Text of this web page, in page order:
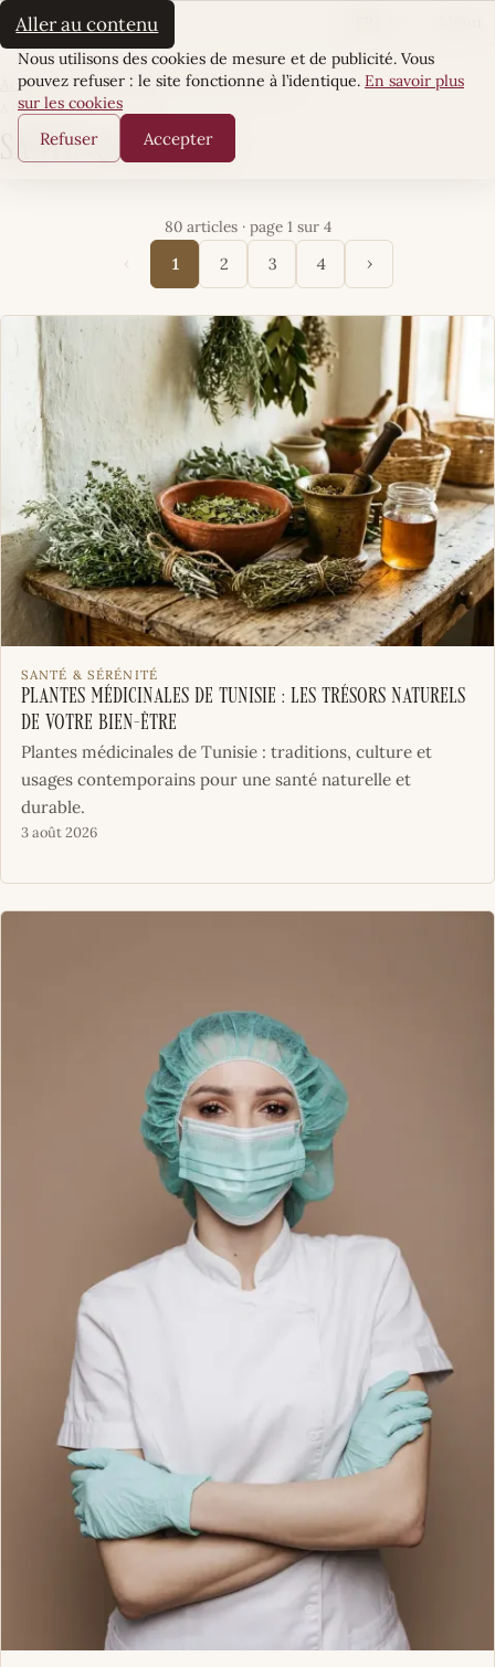
Aller au contenu
La Sultane
Accueil·Sens & Essence· Santé & Sérénité
ARTICLES
Santé & Sérénité
80 articles · page 1 sur 4
‹
1 2 3 4 ›
SANTÉ & SÉRÉNITÉ
Plantes médicinales de Tunisie : les trésors naturels
de votre bien-être
Plantes médicinales de Tunisie : traditions, culture et
usages contemporains pour une santé naturelle et
durable.
3 août 2026
Cookies
Nous utilisons des cookies de mesure et de publicité. Vous
pouvez refuser : le site fonctionne à l’identique. En savoir plus
sur les cookies
Refuser Accepter